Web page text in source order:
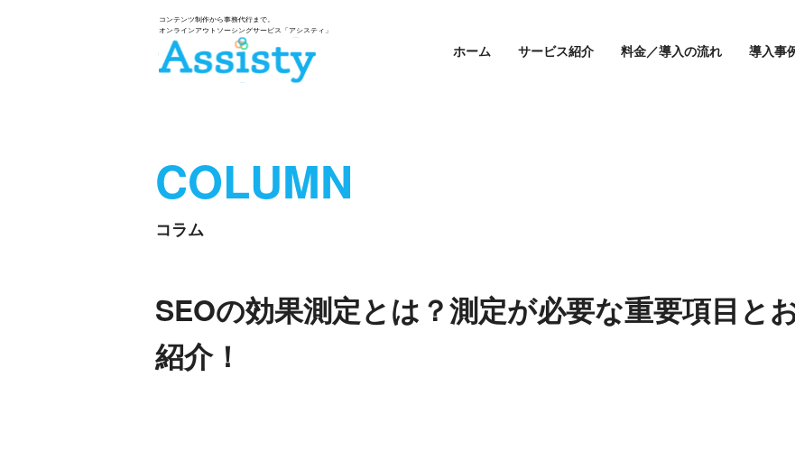
ホーム サービス紹介 料金／導入の流れ 導入事
COLUMN
コラム
SEOの効果測定とは？測定が必要な重要項目と
紹介！